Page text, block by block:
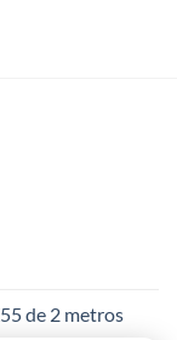
de 2 metros